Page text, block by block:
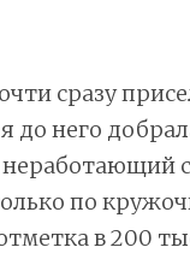
сразу
до него
по
в 200